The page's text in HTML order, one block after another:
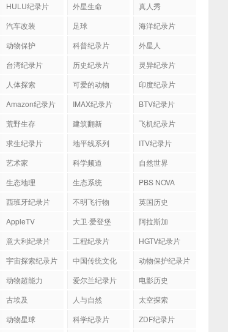
HULU纪录片
外星生命
真人秀
汽车改装
足球
海洋纪录片
动物保护
科普纪录片
外星人
台湾纪录片
历史纪录片
灵异纪录片
人体探索
可爱的动物
印度纪录片
Amazon纪录片
IMAX纪录片
BTV纪录片
荒野生存
建筑翻新
飞机纪录片
求生纪录片
地平线系列
ITV纪录片
艺术家
科学频道
自然世界
生态地理
生态系统
PBS NOVA
西班牙纪录片
不明飞行物
英国历史
AppleTV
大卫·爱登堡
阿拉斯加
意大利纪录片
工程纪录片
HGTV纪录片
宇宙探索纪录片
中国传统文化
动物保护纪录片
动物超能力
爱尔兰纪录片
电影历史
古埃及
人与自然
太空探索
动物星球
科学纪录片
ZDF纪录片